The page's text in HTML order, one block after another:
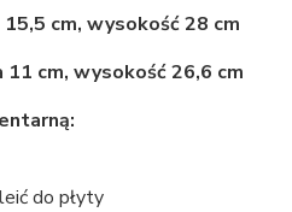
cm, wysokość 28 cm
cm, wysokość 26,6 cm
do płyty